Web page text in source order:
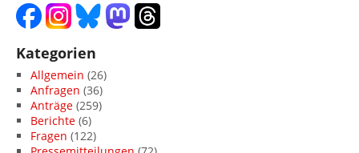
Kategorien
Allgemein (26)
Anfragen (36)
Anträge (259)
Berichte (6)
Fragen (122)